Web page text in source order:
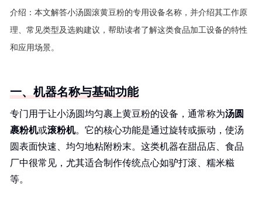
介绍： 本文解答小汤圆滚黄豆粉的专用设备名称，并介绍其工作原
理、常见类型及选购建议，帮助读者了解这类食品加工设备的特性
和应用场景。
一、机器名称与基础功能
专门用于让小汤圆均匀裹上黄豆粉的设备，通常称为汤圆
裹粉机或滚粉机。它的核心功能是通过旋转或振动，使汤
圆表面快速、均匀地粘附粉末。这类机器在甜品店、食品
厂中很常见，尤其适合制作传统点心如驴打滚、糯米糍
等。